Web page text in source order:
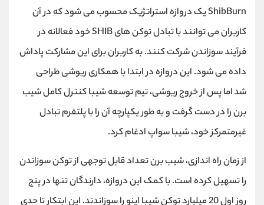
ShibBurn یک دروازه استراتژیک محسوب می شود که در آن
کاربران می توانند با تبادل توکن های SHIB خود فعالانه در
فرآیند سوزاندن شرکت کنند. به کاربران برای این مشارکت پاداش
داده می شود. این دروازه در ابتدا با همکاری ریوشی طراحی
شد اما پس از خروج ریوشی، تیم توسعه شیبا کنترل کامل شیب
برن را در دست گرفت و به طور یکپارچه آن را با پلتفرم تبادل
غیرمتمرکز خود، شیبا سواپ ادغام کرد.
از زمان راه اندازی، شیب برن تعداد قابل توجهی از توکن سوزاندن
را تسهیل کرده است. با کمک این دروازه، دارندگان تنها در پنج
روز اول 20 میلیارد توکن شیبا اینو را سوزاندند. این ابتکار تا حدی